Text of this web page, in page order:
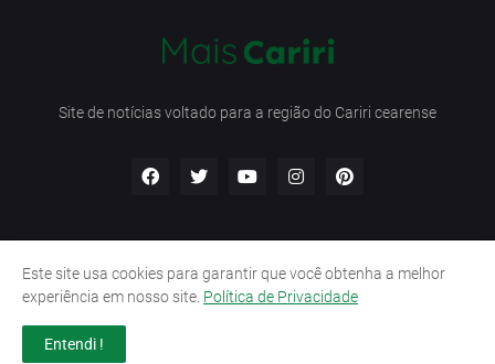
Site de notícias voltado para a região do Cariri cearense
Início Contato
Política de Privacidade
Termos e Condições
Este site usa cookies para garantir que você obtenha a melhor
experiência em nosso site. Política de Privacidade
Entendi !